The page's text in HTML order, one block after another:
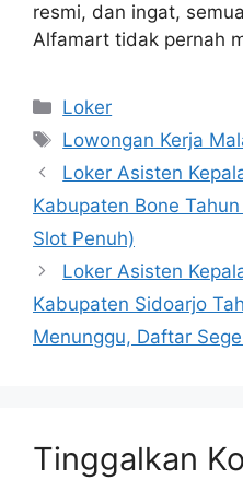
resmi, dan ingat,
Alfamart tidak pernah
Kategori
Loker
Tag
Lowongan Kerja
Loker Asisten
Kabupaten Bone
Slot Penuh)
Loker Asisten
Kabupaten Sidoarjo
Menunggu, Daftar
Tinggalkan